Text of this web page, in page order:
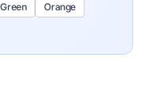
Green
Orange